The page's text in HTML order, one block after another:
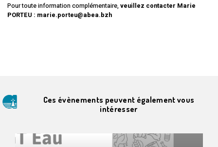
Pour toute information complémentaire,veuillez contacter Marie
PORTEU : marie.porteu@abea.bzh
Ces évènements peuvent également vous
intéresser